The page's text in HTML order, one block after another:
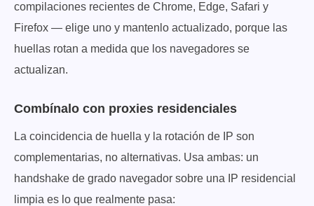
compilaciones recientes de Chrome, Edge, Safari y
Firefox — elige uno y mantenlo actualizado, porque las
huellas rotan a medida que los navegadores se
actualizan.
Combínalo con proxies residenciales
La coincidencia de huella y la rotación de IP son
complementarias, no alternativas. Usa ambas: un
handshake de grado navegador sobre una IP residencial
limpia es lo que realmente pasa: